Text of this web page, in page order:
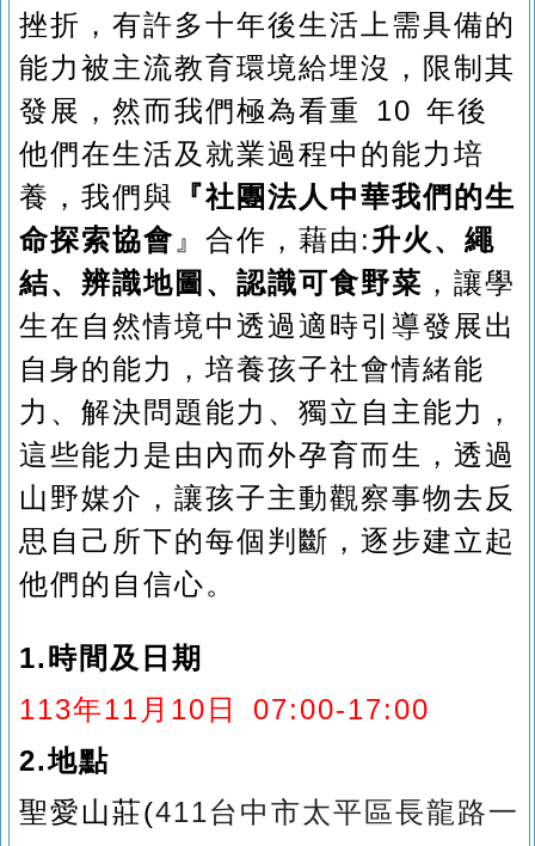
挫折，有許多十年後生活上需具備的
能力被主流教育環境給埋沒，限制其
發展，然而我們極為看重 10 年後
他們在生活及就業過程中的能力培
養，我們與
『社團法人中華我們的生
命探索協會 』合作，藉由:升火、繩
結、辨識地圖、認識可食野菜 ，讓學
生在自然情境中透過適時引導發展出
自身的能力，培養孩子社會情緒能
力、解決問題能力、獨立自主能力，
這些能力是由內而外孕育而生，透過
山野媒介，讓孩子主動觀察事物去反
思自己所下的每個判斷，逐步建立起
他們的自信心。
1.時間及日期
113年11月10日 07:00-17:00
2.地點
聖愛山莊(411台中市太平區長龍路一